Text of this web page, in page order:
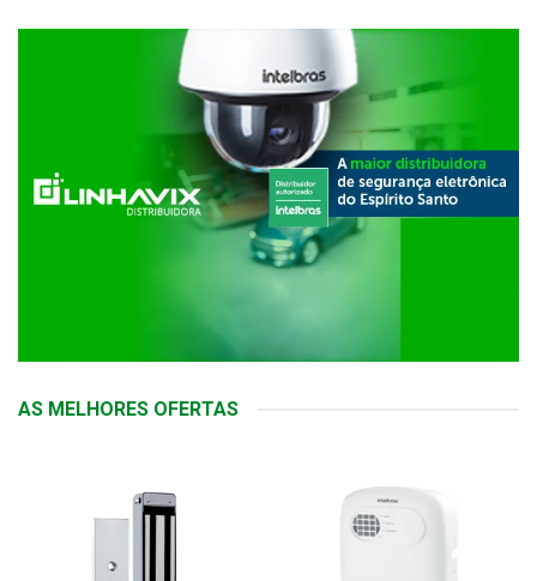
AS MELHORES OFERTAS